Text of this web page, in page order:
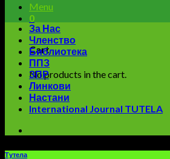
Menu
0
Cart
No products in the cart.
За Нас
Членство
Библиотека
ППЗ
ЗПР
Линкови
Настани
International Journal TUTELA
Тутела